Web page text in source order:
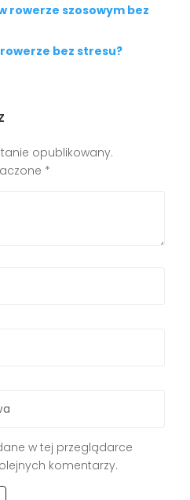
rowerze szosowym bez
bez stresu?
opublikowany.
*
w tej przeglądarce
komentarzy.